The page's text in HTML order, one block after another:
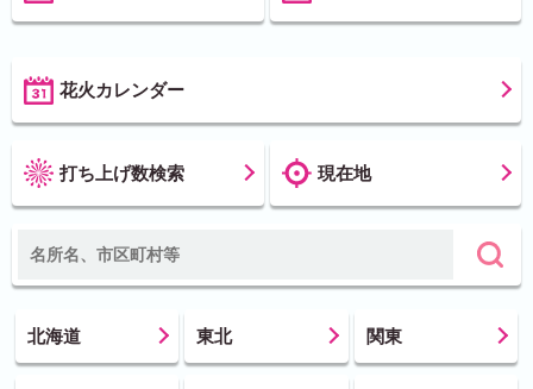
花火カレンダー
打ち上げ数検索 現在地
北海道 東北 関東